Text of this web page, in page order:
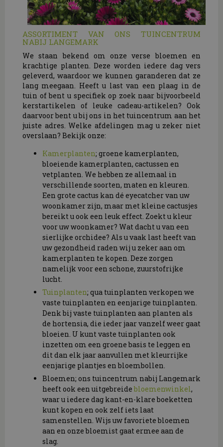
ASSORTIMENT VAN ONS TUINCENTRUM
NABIJ LANGEMARK
We staan bekend om onze verse bloemen en
krachtige planten. Deze worden iedere dag vers
geleverd, waardoor we kunnen garanderen dat ze
lang meegaan. Heeft u last van een plaag in de
tuin of bent u specifiek op zoek naar bijvoorbeeld
kerstartikelen of leuke cadeau-artikelen? Ook
daarvoor bent u bij ons in het tuincentrum aan het
juiste adres. Welke afdelingen mag u zeker niet
overslaan? Bekijk onze:
Kamerplanten; groene kamerplanten,
bloeiende kamerplanten, cactussen en
vetplanten. We hebben ze allemaal in
verschillende soorten, maten en kleuren.
Een grote cactus kan dé eyecatcher van uw
woonkamer zijn, maar met kleine cactusjes
bereikt u ook een leuk effect. Zoekt u kleur
voor uw woonkamer? Wat dacht u van een
sierlijke orchidee? Als u vaak last heeft van
uw gezondheid raden wij u zeker aan om
kamerplanten te kopen. Deze zorgen
namelijk voor een schone, zuurstofrijke
lucht.
Tuinplanten; qua tuinplanten verkopen we
vaste tuinplanten en eenjarige tuinplanten.
Denk bij vaste tuinplanten aan planten als
de hortensia, die ieder jaar vanzelf weer gaat
bloeien. U kunt vaste tuinplanten ook
inzetten om een groene basis te leggen en
dit dan elk jaar aanvullen met kleurrijke
eenjarige plantjes en bloembollen.
Bloemen; ons tuincentrum nabij Langemark
heeft ook een uitgebreidebloemenwinkel,
waar u iedere dag kant-en-klare boeketten
kunt kopen en ook zelf iets laat
samenstellen. Wijs uw favoriete bloemen
aan en onze bloemist gaat ermee aan de
slag.